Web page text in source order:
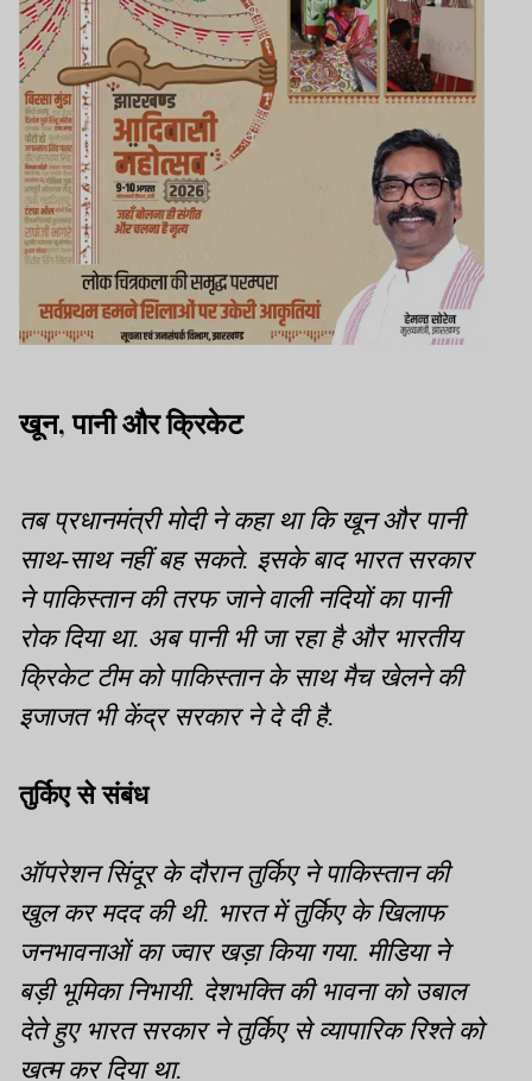
खून, पानी और क्रिकेट
तब प्रधानमंत्री मोदी ने कहा था कि खून और पानी
साथ-साथ नहीं बह सकते. इसके बाद भारत सरकार
ने पाकिस्तान की तरफ जाने वाली नदियों का पानी
रोक दिया था. अब पानी भी जा रहा है और भारतीय
क्रिकेट टीम को पाकिस्तान के साथ मैच खेलने की
इजाजत भी केंद्र सरकार ने दे दी है.
तुर्किए से संबंध
ऑपरेशन सिंदूर के दौरान तुर्किए ने पाकिस्तान की
खुल कर मदद की थी. भारत में तुर्किए के खिलाफ
जनभावनाओं का ज्वार खड़ा किया गया. मीडिया ने
बड़ी भूमिका निभायी. देशभक्ति की भावना को उबाल
देते हुए भारत सरकार ने तुर्किए से व्यापारिक रिश्ते को
खत्म कर दिया था.